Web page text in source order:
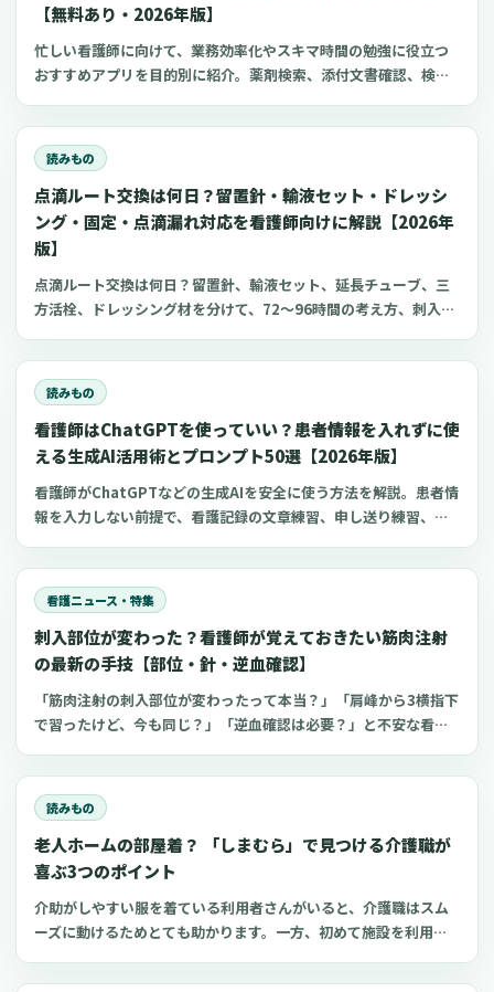
【無料あり・2026年版】
忙しい看護師に向けて、業務効率化やスキマ時間の勉強に役立つ
おすすめアプリを目的別に紹介。薬剤検索、添付文書確認、検査
心電図学習、シフト管理など、現場や復職準備で使いやすいアプ
リをまとめました。
読みもの
点滴ルート交換は何日？留置針・輸液セット・ドレッシ
ング・固定・点滴漏れ対応を看護師向けに解説【2026年
版】
点滴ルート交換は何日？留置針、輸液セット、延長チューブ、三
方活栓、ドレッシング材を分けて、72〜96時間の考え方、刺入部
読みもの
看護師はChatGPTを使っていい？患者情報を入れずに使
える生成AI活用術とプロンプト50選【2026年版】
看護師がChatGPTなどの生成AIを安全に使う方法を解説。患者情
報を入力しない前提で、看護記録の文章練習、申し送り練習、復
看護ニュース・特集
刺入部位が変わった？看護師が覚えておきたい筋肉注射
の最新の手技【部位・針・逆血確認】
「筋肉注射の刺入部位が変わったって本当？」「肩峰から3横指下
で習ったけど、今も同じ？」「逆血確認は必要？」と不安な看護
び方、針のゲージと長さ、皮下注射との違い、神経損傷やSIRVA
を避けるポイント、ワクチン接種時の手順までわかりやすく解説
します。
読みもの
老人ホームの部屋着？ 「しまむら」で見つける介護職が
喜ぶ3つのポイント
介助がしやすい服を着ている利用者さんがいると、介護職はスム
ーズに動けるためとても助かります。一方、初めて施設を利用す
道府県に約1,400店舗ある「しまむら」で手に入れられるアイテ